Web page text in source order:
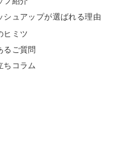
シュアップが選ばれる理由
ヒミツ
るご質問
ちコラム